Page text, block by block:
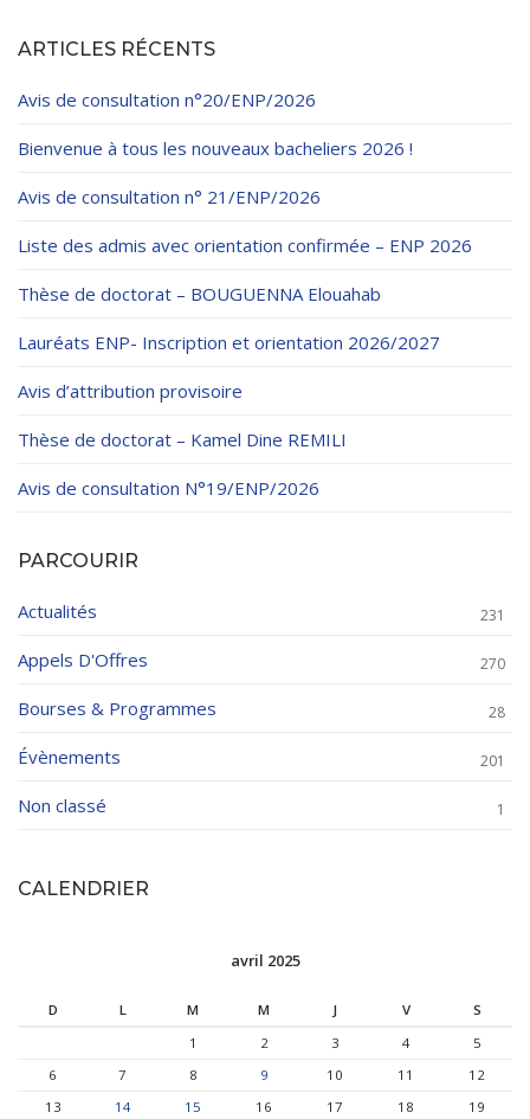
ARTICLES RÉCENTS
Avis de consultation n°20/ENP/2026
Bienvenue à tous les nouveaux bacheliers 2026 !
Avis de consultation n° 21/ENP/2026
Liste des admis avec orientation confirmée – ENP 2026
Thèse de doctorat – BOUGUENNA Elouahab
Lauréats ENP- Inscription et orientation 2026/2027
Avis d’attribution provisoire
Thèse de doctorat – Kamel Dine REMILI
Avis de consultation N°19/ENP/2026
PARCOURIR
Actualités 231
Appels D'Offres 270
Bourses & Programmes 28
Évènements 201
Non classé 1
CALENDRIER
avril 2025
D L M M J V
S
1
2 3 4
5
6
7 8 9 10 11
12
13
14 15 16 17 18
19